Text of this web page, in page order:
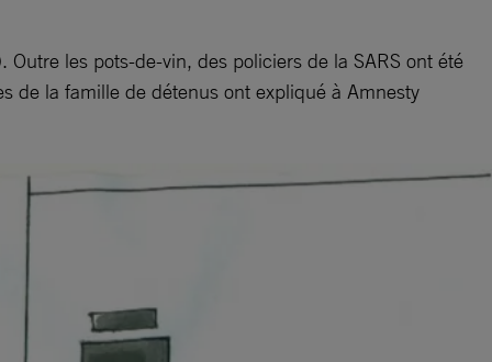
les pots-de-vin, des policiers de la SARS ont été
de la famille de détenus ont expliqué à Amnesty